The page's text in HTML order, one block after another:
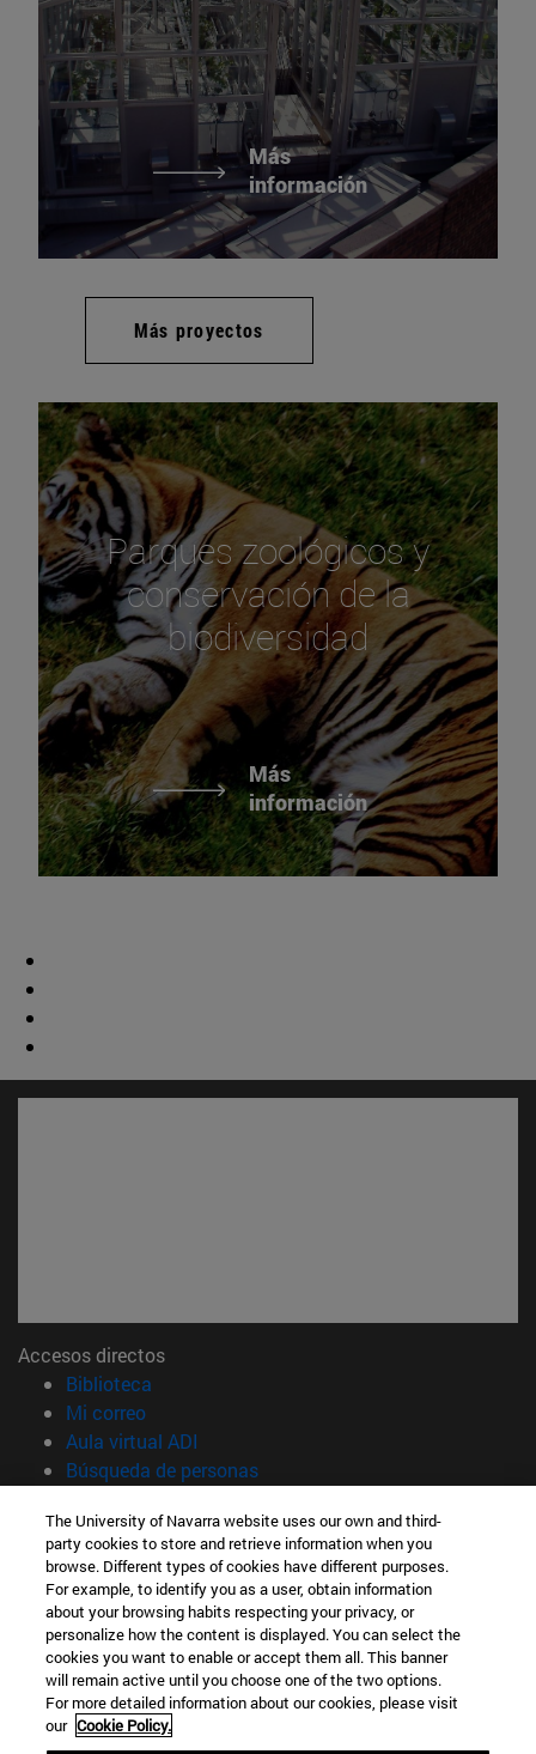
Más
información
Más proyectos
Parques zoológicos y
conservación de la
biodiversidad
Más
información
Accesos directos
Biblioteca
Mi correo(abre en nueva ventana)
Aula virtual ADI
Búsqueda de personas(abre en nueva ventana)
Información
TFNO +34 948 42 56 14
¿QUÉ GRADO TE INTERESA?
¿QUÉ MÁSTER TE INTERESA?
© Universidad de Navarra
Información legal
Accesibilidad
The University of Navarra website uses our own and third-
party cookies to store and retrieve information when you
browse. Different types of cookies have different purposes.
For example, to identify you as a user, obtain information
about your browsing habits respecting your privacy, or
personalize how the content is displayed. You can select the
cookies you want to enable or accept them all. This banner
will remain active until you choose one of the two options.
For more detailed information about our cookies, please visit
our Cookie Policy.